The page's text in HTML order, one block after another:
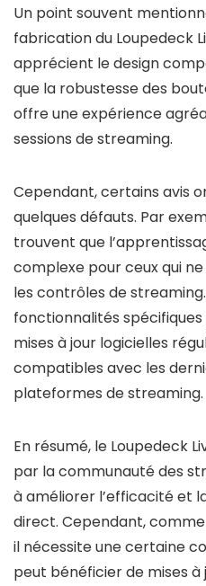
Un point souvent
fabrication du Loupedeck
apprécient le design
que la robustesse des
offre une expérience
sessions de streaming.
Cependant, certains avis
quelques défauts. Par
trouvent que
complexe pour ceux qui
les contrôles de
fonctionnalités
mises à jour logicielles
compatibles avec les
plateformes de streaming.
En résumé, le Loupedeck
par la communauté des
à améliorer l’efficacité et
direct. Cependant,
il nécessite une certaine
peut bénéficier de mises